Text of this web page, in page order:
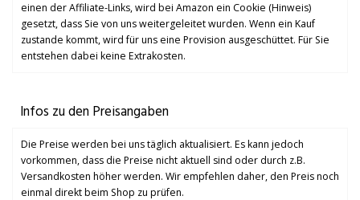
einen der Affiliate-Links, wird bei Amazon ein Cookie (Hinweis)
gesetzt, dass Sie von uns weitergeleitet wurden. Wenn ein Kauf
zustande kommt, wird für uns eine Provision ausgeschüttet. Für Sie
entstehen dabei keine Extrakosten.
Infos zu den Preisangaben
Die Preise werden bei uns täglich aktualisiert. Es kann jedoch
vorkommen, dass die Preise nicht aktuell sind oder durch z.B.
Versandkosten höher werden. Wir empfehlen daher, den Preis noch
einmal direkt beim Shop zu prüfen.